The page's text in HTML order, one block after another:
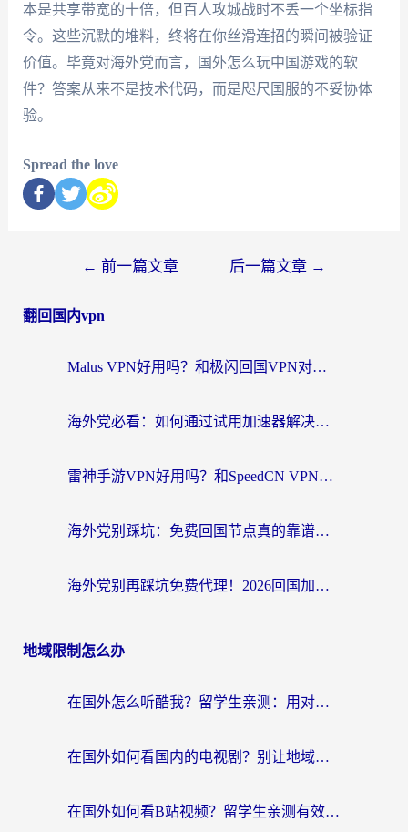
本是共享带宽的十倍，但百人攻城战时不丢一个坐标指
令。这些沉默的堆料，终将在你丝滑连招的瞬间被验证
价值。毕竟对海外党而言，国外怎么玩中国游戏的软
件？答案从来不是技术代码，而是咫尺国服的不妥协体
验。
Spread the love
← 前一篇文章 后一篇文章 →
翻回国内vpn
Malus VPN好用吗？和极闪回国VPN对比哪个回国效果更好？海外党亲测3款加速器+避坑指南
海外党必看：如何通过试用加速器解决国内APP地区限制？附2026最新对比测评
雷神手游VPN好用吗？和SpeedCN VPN对比哪个回国效果更好？海外党亲测3款加速器+避坑指南
海外党别踩坑：免费回国节点真的靠谱吗？教你选对加速器无缝访问国内资源
海外党别再踩坑免费代理！2026回国加速器全攻略：从选线到避坑，无缝访问国内资源
地域限制怎么办
在国外怎么听酷我？留学生亲测：用对加速器就能畅听国内音乐听书
在国外如何看国内的电视剧？别让地域限制成为追剧路上的绊脚石
在国外如何看B站视频？留学生亲测有效的回国加速器选择指南